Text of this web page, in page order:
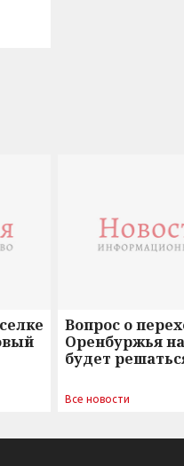
Вопрос о
Оренбуржья
будет
Все новости